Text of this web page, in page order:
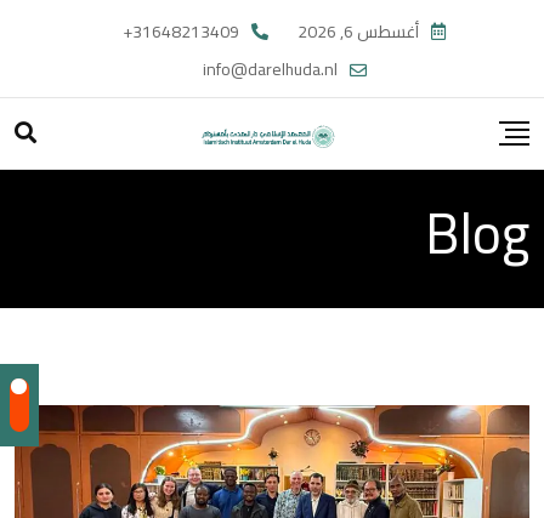
content
أغسطس 6, 2026
31648213409+
info@darelhuda.nl
Blog